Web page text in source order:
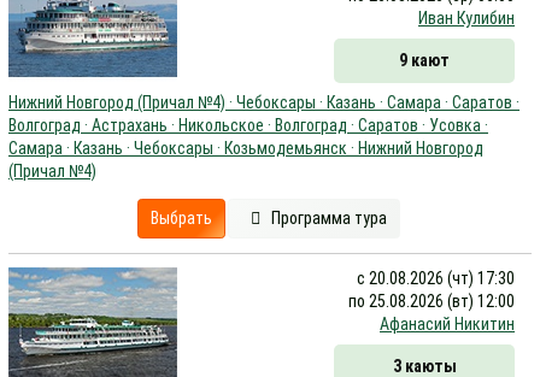
Иван Кулибин
9 кают
Нижний Новгород (Причал №4) · Чебоксары · Казань · Самара · Саратов ·
Волгоград · Астрахань · Никольское · Волгоград · Саратов · Усовка ·
Самара · Казань · Чебоксары · Козьмодемьянск · Нижний Новгород
(Причал №4)
Выбрать Программа тура
с 20.08.2026 (чт) 17:30
по 25.08.2026 (вт) 12:00
Афанасий Никитин
3 каюты